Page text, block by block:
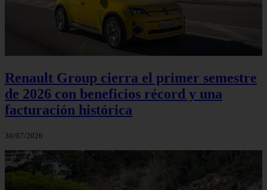
Renault Group cierra el primer semestre
de 2026 con beneficios récord y una
facturación histórica
30/07/2026